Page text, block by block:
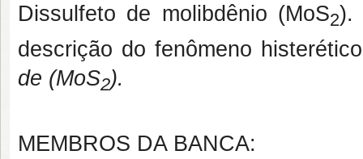
Dissulfeto de molibdênio (MoS2).
descrição do fenômeno
de (MoS2).
MEMBROS DA BANCA: